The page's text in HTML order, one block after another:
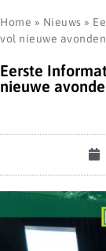
Home » Nieuws »
vol nieuwe
Eerste
nieuwe